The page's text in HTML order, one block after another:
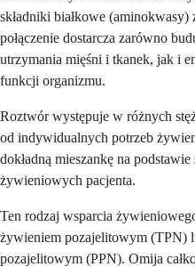
składniki białkowe
połączenie dostarcza zarówno
utrzymania mięśni i tkanek, jak i
funkcji organizmu.
Roztwór występuje w różnych
od indywidualnych potrzeb
dokładną mieszankę na
żywieniowych pacjenta.
Ten rodzaj wsparcia
żywieniem pozajelitowym (TPN)
pozajelitowym (PPN). Omija